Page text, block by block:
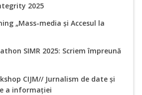
2025
„Mass-media și Accesul la
SIMR 2025: Scriem împreună
CIJM// Jurnalism de date și
a informației